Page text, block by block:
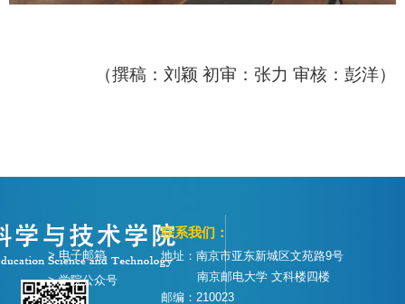
（撰稿：刘颖 初审：张力 审核：彭洋）
联系我们：
地址：南京市亚东新城区文苑路9号
南京邮电大学 文科楼四楼
邮编：210023
> 电子邮箱
> 学院公众号